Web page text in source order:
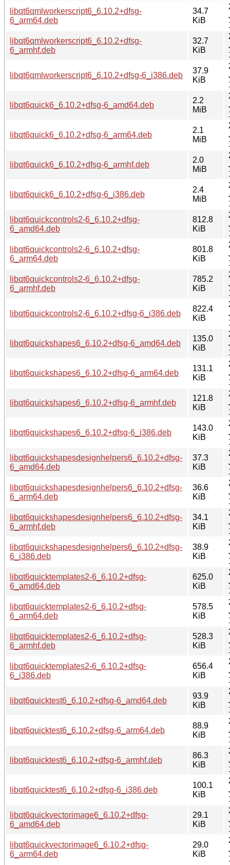
libqt6qmlworkerscript6_6.10.2+dfsg-
6_arm64.deb
34.7
KiB
libqt6qmlworkerscript6_6.10.2+dfsg-
6_armhf.deb
32.7
KiB
libqt6qmlworkerscript6_6.10.2+dfsg-6_i386.deb
37.9
KiB
libqt6quick6_6.10.2+dfsg-6_amd64.deb
2.2
MiB
libqt6quick6_6.10.2+dfsg-6_arm64.deb
2.1
MiB
libqt6quick6_6.10.2+dfsg-6_armhf.deb
2.0
MiB
libqt6quick6_6.10.2+dfsg-6_i386.deb
2.4
MiB
libqt6quickcontrols2-6_6.10.2+dfsg-
6_amd64.deb
812.8
KiB
libqt6quickcontrols2-6_6.10.2+dfsg-
6_arm64.deb
801.8
KiB
libqt6quickcontrols2-6_6.10.2+dfsg-
6_armhf.deb
785.2
KiB
libqt6quickcontrols2-6_6.10.2+dfsg-6_i386.deb
822.4
KiB
libqt6quickshapes6_6.10.2+dfsg-6_amd64.deb
135.0
KiB
libqt6quickshapes6_6.10.2+dfsg-6_arm64.deb
131.1
KiB
libqt6quickshapes6_6.10.2+dfsg-6_armhf.deb
121.8
KiB
libqt6quickshapes6_6.10.2+dfsg-6_i386.deb
143.0
KiB
libqt6quickshapesdesignhelpers6_6.10.2+dfsg-
6_amd64.deb
37.3
KiB
libqt6quickshapesdesignhelpers6_6.10.2+dfsg-
6_arm64.deb
36.6
KiB
libqt6quickshapesdesignhelpers6_6.10.2+dfsg-
6_armhf.deb
34.1
KiB
libqt6quickshapesdesignhelpers6_6.10.2+dfsg-
6_i386.deb
38.9
KiB
libqt6quicktemplates2-6_6.10.2+dfsg-
6_amd64.deb
625.0
KiB
libqt6quicktemplates2-6_6.10.2+dfsg-
6_arm64.deb
578.5
KiB
libqt6quicktemplates2-6_6.10.2+dfsg-
6_armhf.deb
528.3
KiB
libqt6quicktemplates2-6_6.10.2+dfsg-
6_i386.deb
656.4
KiB
libqt6quicktest6_6.10.2+dfsg-6_amd64.deb
93.9
KiB
libqt6quicktest6_6.10.2+dfsg-6_arm64.deb
88.9
KiB
libqt6quicktest6_6.10.2+dfsg-6_armhf.deb
86.3
KiB
libqt6quicktest6_6.10.2+dfsg-6_i386.deb
100.1
KiB
libqt6quickvectorimage6_6.10.2+dfsg-
6_amd64.deb
29.1
KiB
libqt6quickvectorimage6_6.10.2+dfsg-
6_arm64.deb
29.0
KiB